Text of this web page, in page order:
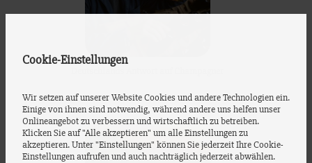
Cookie-Einstellungen
Wir setzen auf unserer Website Cookies und andere Technologien ein.
Einige von ihnen sind notwendig, während andere uns helfen unser
Onlineangebot zu verbessern und wirtschaftlich zu betreiben.
Klicken Sie auf "Alle akzeptieren" um alle Einstellungen zu
akzeptieren. Unter "Einstellungen" können Sie jederzeit Ihre Cookie-
Einstellungen aufrufen und auch nachträglich jederzeit abwählen.